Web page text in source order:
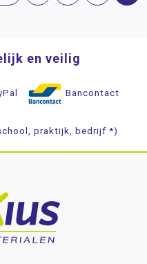
en veilig
Bancontact
praktijk, bedrijf *)